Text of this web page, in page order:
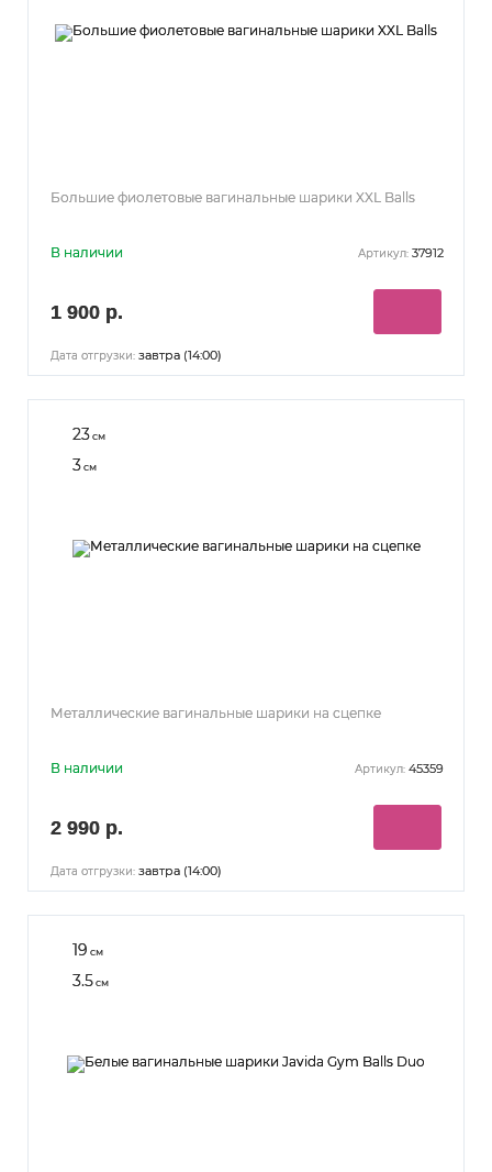
Большие фиолетовые вагинальные шарики XXL Balls
В наличии Артикул: 37912
1 900 р.
Дата отгрузки: завтра (14:00)
23см
3см
Металлические вагинальные шарики на сцепке
В наличии Артикул: 45359
2 990 р.
Дата отгрузки: завтра (14:00)
19 см
3.5см